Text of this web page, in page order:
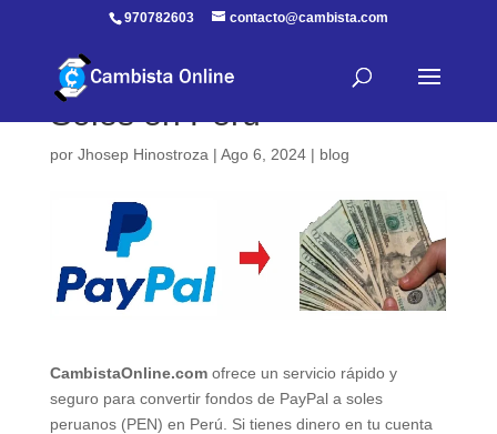
970782603 contacto@cambista.com
Cómo Cambiar PayPal a
Soles en Perú
por Jhosep Hinostroza | Ago 6, 2024| blog
CambistaOnline.comofrece un servicio rápido y
seguro para convertir fondos de PayPal a soles
peruanos (PEN) en Perú. Si tienes dinero en tu cuenta